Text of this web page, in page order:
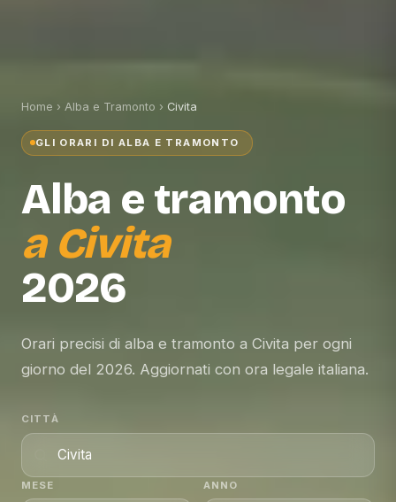
Home › Alba e Tramonto › Civita
GLI ORARI DI ALBA E TRAMONTO
Alba e tramonto
a Civita
2026
Orari precisi di alba e tramonto a Civita per ogni
giorno del 2026. Aggiornati con ora legale italiana.
CITTÀ
MESE ANNO